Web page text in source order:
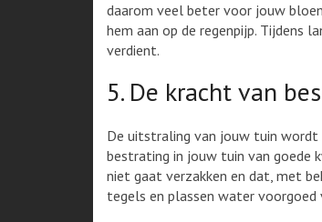
daarom veel beter voor jouw
hem aan op de regenpijp.
verdient.
5. De kracht van
De uitstraling van jouw tuin
bestrating in jouw tuin van goede
niet gaat verzakken en dat, met
tegels en plassen water